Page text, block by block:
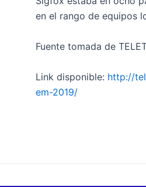
en el rango de equipos
Fuente tomada de
Link disponible: http://
em-2019/